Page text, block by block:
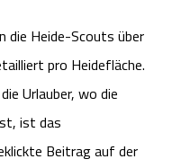
Heide
Berge
Celle
die Heide-Scouts über
pro Heidefläche.
Urlauber, wo die
ist das
Beitrag auf der